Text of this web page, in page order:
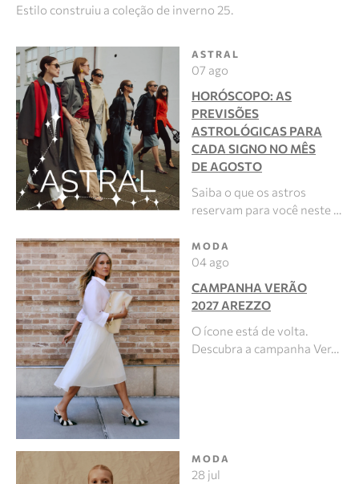
Estilo construiu a coleção de inverno 25.
ASTRAL
07 ago
HORÓSCOPO: AS
PREVISÕES
ASTROLÓGICAS PARA
CADA SIGNO NO MÊS
DE AGOSTO
Saiba o que os astros
reservam para você neste …
MODA
04 ago
CAMPANHA VERÃO
2027 AREZZO
O ícone está de volta.
Descubra a campanha Ver…
MODA
28 jul